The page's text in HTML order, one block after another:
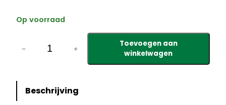
Op voorraad
'
− +
Toevoegen aan
winkelwagen
Beschrijving